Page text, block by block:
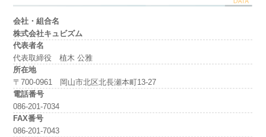
会社・組合名
株式会社キュビズム
代表者名
代表取締役 植木 公雅
所在地
〒700-0961 岡山市北区北長瀬本町13-27
電話番号
086-201-7034
FAX番号
086-201-7043